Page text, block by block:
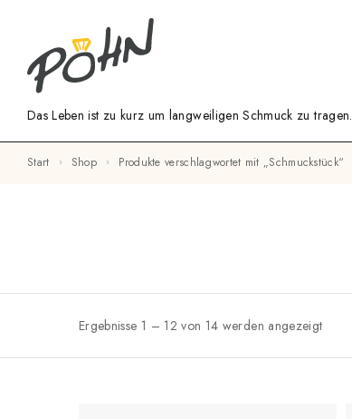
Das Leben ist zu kurz um langweiligen Schmuck zu tragen.
Start Shop Produkte verschlagwortet mit „Schmuckstück“
Ergebnisse 1 – 12 von 14 werden angezeigt